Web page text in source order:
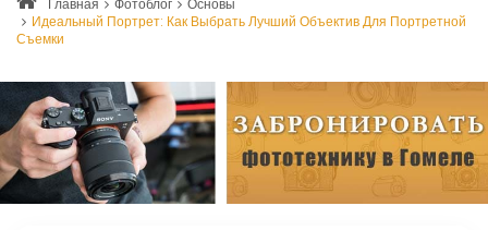
Главная Фотоблог
Основы
Идеальный Портрет: Как Выбрать Лучший Объектив Для Портретной
Съемки